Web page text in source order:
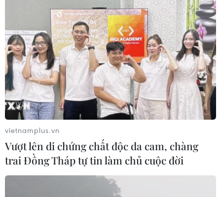
vietnamplus.vn
Vượt lên di chứng chất độc da cam, chàng
trai Đồng Tháp tự tin làm chủ cuộc đời